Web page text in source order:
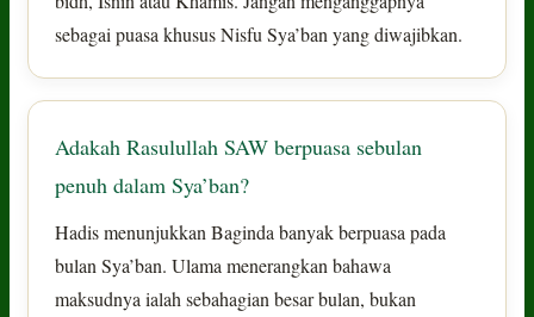
sebagai puasa khusus Nisfu Sya’ban yang diwajibkan.
Adakah Rasulullah SAW berpuasa sebulan
penuh dalam Sya’ban?
Hadis menunjukkan Baginda banyak berpuasa pada
bulan Sya’ban. Ulama menerangkan bahawa
maksudnya ialah sebahagian besar bulan, bukan